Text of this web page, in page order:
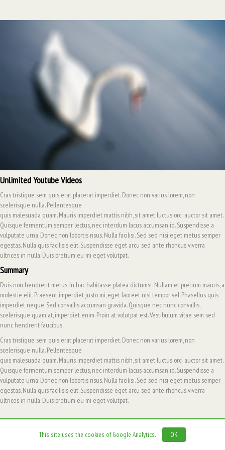
Unlimited Youtube Videos
Cras tristique sem quis erat placerat imperdiet. Donec non varius lorem, non
scelerisque nulla. Pellentesque
quis malesuada quam. Mauris imperdiet mattis nibh, sit amet luctus orci auctor sit amet.
Quisque fermentum semper lectus, nec interdum lacus accumsan id. Suspendisse a
vulputate urna. Donec non lobortis risus. Nulla facilisi. Sed sed nisi eget metus semper
egestas. Nulla quis facilisis elit. Suspendisse eget arcu sed ante rhoncus viverra
ultrices in nulla. Duis pretium eu mi eget volutpat.
Summary
Duis non hendrerit metus. In hac habitasse platea dictumst. Nullam et pretium mauris, a
molestie elit. Praesent imperdiet justo mi, eget laoreet nisl tempor vel. Phasellus quis
imperdiet neque. Sed convallis accumsan gravida. Quisque nec nunc convallis,
scelerisque quam at, imperdiet enim. Proin at volutpat est. Vestibulum vitae sem sed
nunc hendrerit faucibus.
Cras tristique sem quis erat placerat imperdiet. Donec non varius lorem, non
scelerisque nulla. Pellentesque
quis malesuada quam. Mauris imperdiet mattis nibh, sit amet luctus orci auctor sit amet.
Quisque fermentum semper lectus, nec interdum lacus accumsan id. Suspendisse a
vulputate urna. Donec non lobortis risus. Nulla facilisi. Sed sed nisi eget metus semper
egestas. Nulla quis facilisis elit. Suspendisse eget arcu sed ante rhoncus viverra
ultrices in nulla. Duis pretium eu mi eget volutpat.
This site uses the cookies of Google Analytics. OK